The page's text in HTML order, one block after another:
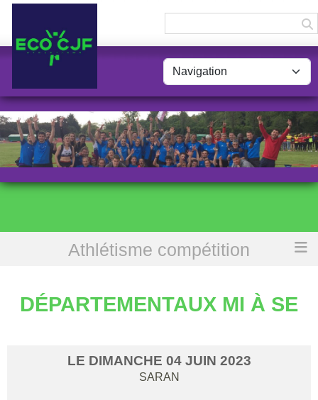
Athlétisme compétition
Départementaux Mi à SE
DÉPARTEMENTAUX MI À SE
LE DIMANCHE 04 JUIN 2023
SARAN